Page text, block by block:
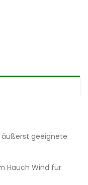
äußerst geeignete
Hauch Wind für